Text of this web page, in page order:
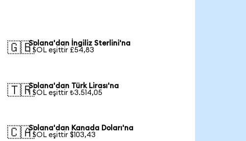
🇬🇧Solana'dan İngiliz Sterlini'na
1 SOL eşittir £54,83
🇹🇷Solana'dan Türk Lirası'na
1 SOL eşittir ₺3.514,05
🇨🇦Solana'dan Kanada Doları'na
1 SOL eşittir $103,43